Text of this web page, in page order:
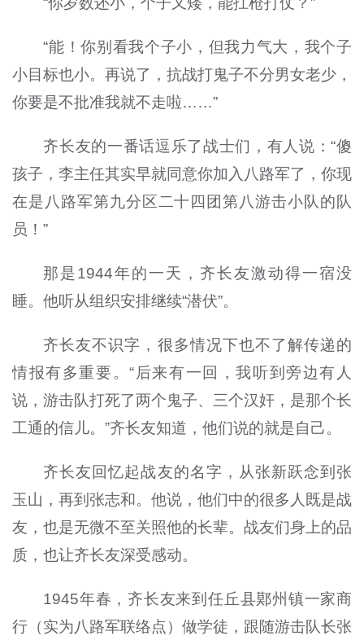
“能！你别看我个子小，但我力气大，我个子
小目标也小。再说了，抗战打鬼子不分男女老少，
你要是不批准我就不走啦……”
齐长友的一番话逗乐了战士们，有人说：“傻
孩子，李主任其实早就同意你加入八路军了，你现
在是八路军第九分区二十四团第八游击小队的队
员！”
那是1944年的一天，齐长友激动得一宿没
睡。他听从组织安排继续“潜伏”。
齐长友不识字，很多情况下也不了解传递的
情报有多重要。“后来有一回，我听到旁边有人
说，游击队打死了两个鬼子、三个汉奸，是那个长
工通的信儿。”齐长友知道，他们说的就是自己。
齐长友回忆起战友的名字，从张新跃念到张
玉山，再到张志和。他说，他们中的很多人既是战
友，也是无微不至关照他的长辈。战友们身上的品
质，也让齐长友深受感动。
1945年春，齐长友来到任丘县鄚州镇一家商
行（实为八路军联络点）做学徒，跟随游击队长张